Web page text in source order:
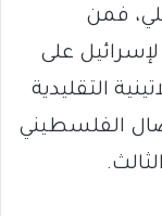
فمن
لإسرائيل على
التقليدية
الفلسطيني